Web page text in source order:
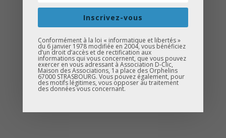
partenariat avecl’AFEVetle LEPC, nous
avons organisémardi 4 juin
Erasme.
Près de60 élèves de 4ᵉont ainsi été
sensibilisé·e·s à l’orientation scolaireà
travers des échanges collectifs et
Inscrivez-vous
Conformément à la loi « informatique et libertés »
du 6 janvier 1978 modifiée en 2004, vous bénéficiez
d’un droit d’accès et de rectification aux
informations qui vous concernent, que vous pouvez
exercer en vous adressant à Association D-Clic,
Maison des Associations, 1a place des Orphelins
67000 STRASBOURG. Vous pouvez également, pour
des motifs légitimes, vous opposer au traitement
des données vous concernant.